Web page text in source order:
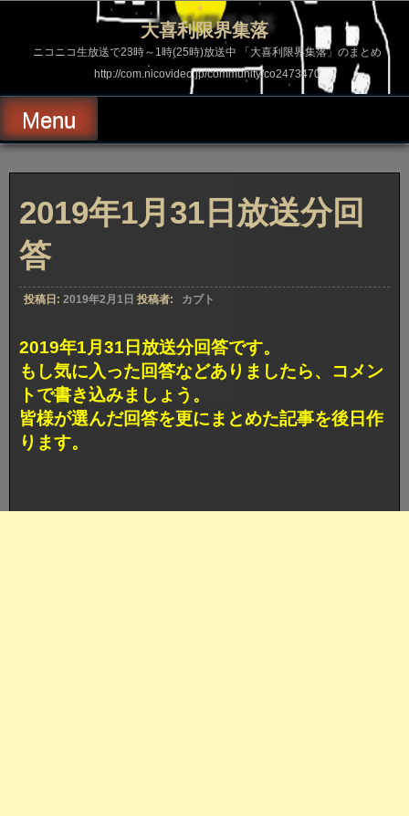
ス
ッ
プ
大喜利限界集落
ニコニコ生放送で23時～1時(25時)放送中 「大喜利限界集落」のまとめ
http://com.nicovideo.jp/community/co2473470
Menu
2019年1月31日放送分回
答
投稿日: 2019年2月1日 投稿者: カブト
2019年1月31日放送分回答です。
もし気に入った回答などありましたら、コメン
トで書き込みましょう。
皆様が選んだ回答を更にまとめた記事を後日作
ります。